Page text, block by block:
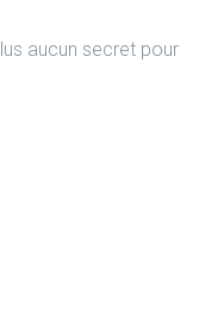
aucun secret pour